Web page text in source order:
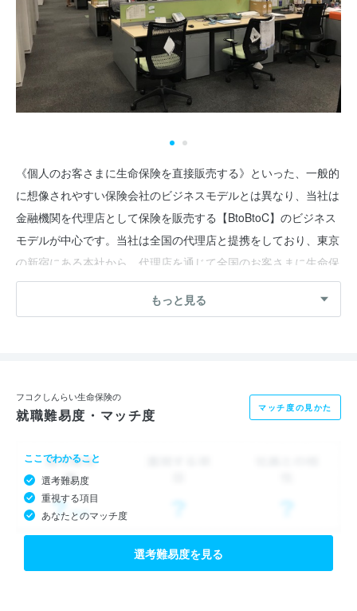
《個人のお客さまに生命保険を直接販売する》といった、一般的
に想像されやすい保険会社のビジネスモデルとは異なり、当社は
金融機関を代理店として保険を販売する【BtoBtoC】のビジネス
モデルが中心です。当社は全国の代理店と提携をしており、東京
の新宿にある本社から、代理店を通じて全国のお客さまに生命保
険商品を提供しています。
また、一般的な保険会社と比較して、営業に就いている社員の割
合が少なく、本部機能に携わっている社員が多いことも特徴で
もっと見る
フコクしんらい生命保険の
就職難易度・マッチ度 マッチ度の見かた
ここでわかること
選考難易度
重視する項目
あなたとのマッチ度
選考難易度を見る